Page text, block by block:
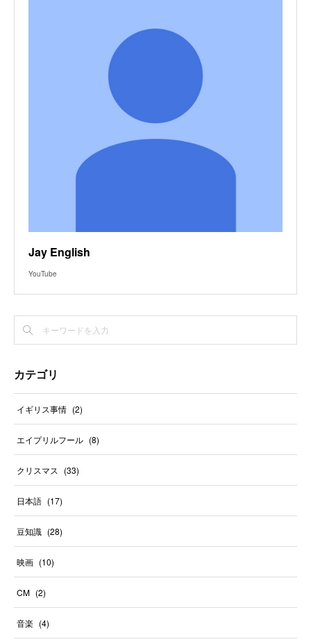
Jay English
YouTube
カテゴリ
イギリス事情 (2)
エイプリルフール (8)
クリスマス (33)
日本語 (17)
豆知識 (28)
映画 (10)
CM (2)
音楽 (4)